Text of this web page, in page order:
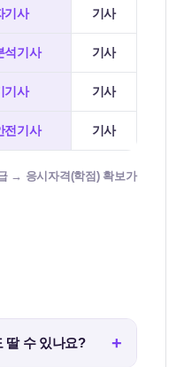
기사 기사
석기사 기사
기사 기사
전기사 기사
→ 응시자격(학점) 확보가
딸 수 있나요?